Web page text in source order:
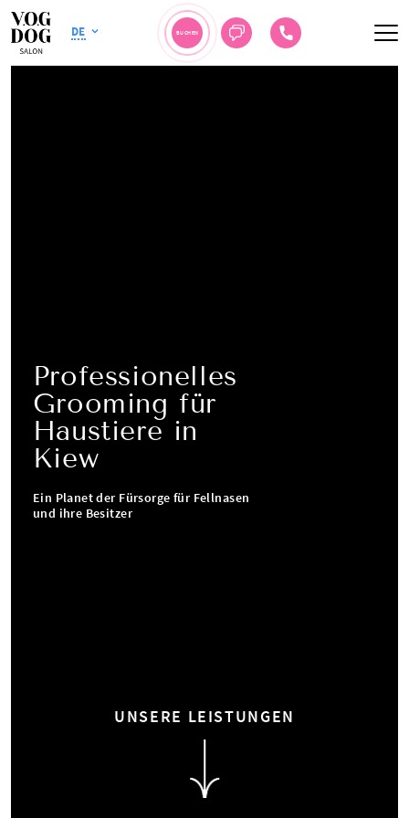
Professionelles
Grooming für
Haustiere in
Kiew
Ein Planet der Fürsorge für Fellnasen
und ihre Besitzer
UNSERE LEISTUNGEN
DE BUCHEN